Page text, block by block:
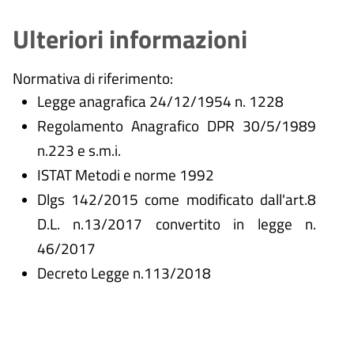
Ulteriori informazioni
Normativa di riferimento:
Legge anagrafica 24/12/1954 n. 1228
Regolamento Anagrafico DPR 30/5/1989
n.223 e s.m.i.
ISTAT Metodi e norme 1992
Dlgs 142/2015 come modificato dall'art.8
D.L. n.13/2017 convertito in legge n.
46/2017
Decreto Legge n.113/2018